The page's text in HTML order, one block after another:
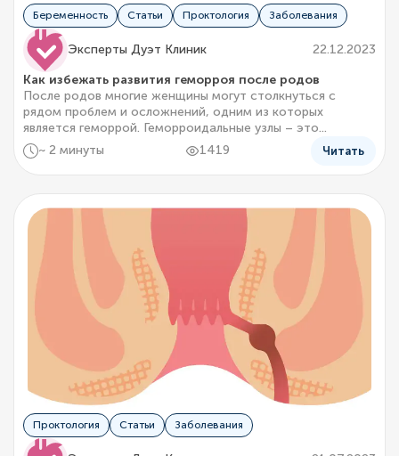
Беременность Статьи Проктология Заболевания
Эксперты Дуэт Клиник
22.12.2023
Как избежать развития геморроя после родов
После родов многие женщины могут столкнуться с
рядом проблем и осложнений, одним из которых
является геморрой. Геморроидальные узлы – это...
~ 2 минуты
1419 Читать
Проктология Статьи Заболевания